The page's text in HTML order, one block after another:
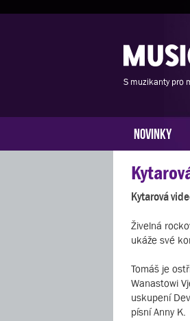
S muzikanty pro
NOVINKY
Kytarová
Živelná
ukáže své
Tomáš je
Wanastowi
uskupení
písní Anny K.